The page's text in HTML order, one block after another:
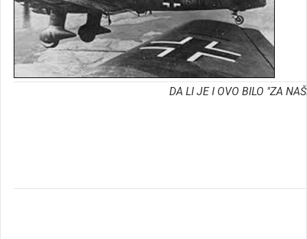
DA LI JE I OVO BILO "ZA